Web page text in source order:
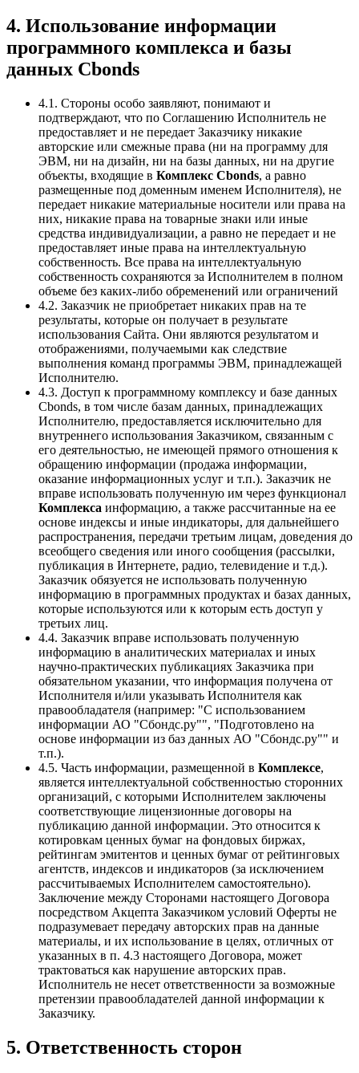
4. Использование информации
программного комплекса и базы
данных Сbonds
4.1. Стороны особо заявляют, понимают и
подтверждают, что по Соглашению Исполнитель не
предоставляет и не передает Заказчику никакие
авторские или смежные права (ни на программу для
ЭВМ, ни на дизайн, ни на базы данных, ни на другие
объекты, входящие в Комплекс Cbonds, а равно
размещенные под доменным именем Исполнителя), не
передает никакие материальные носители или права на
них, никакие права на товарные знаки или иные
средства индивидуализации, а равно не передает и не
предоставляет иные права на интеллектуальную
собственность. Все права на интеллектуальную
собственность сохраняются за Исполнителем в полном
объеме без каких-либо обременений или ограничений
4.2. Заказчик не приобретает никаких прав на те
результаты, которые он получает в результате
использования Сайта. Они являются результатом и
отображениями, получаемыми как следствие
выполнения команд программы ЭВМ, принадлежащей
Исполнителю.
4.3. Доступ к программному комплексу и базе данных
Сbonds, в том числе базам данных, принадлежащих
Исполнителю, предоставляется исключительно для
внутреннего использования Заказчиком, связанным с
его деятельностью, не имеющей прямого отношения к
обращению информации (продажа информации,
оказание информационных услуг и т.п.). Заказчик не
вправе использовать полученную им через функционал
Комплекса информацию, а также рассчитанные на ее
основе индексы и иные индикаторы, для дальнейшего
распространения, передачи третьим лицам, доведения до
всеобщего сведения или иного сообщения (рассылки,
публикация в Интернете, радио, телевидение и т.д.).
Заказчик обязуется не использовать полученную
информацию в программных продуктах и базах данных,
которые используются или к которым есть доступ у
третьих лиц.
4.4. Заказчик вправе использовать полученную
информацию в аналитических материалах и иных
научно-практических публикациях Заказчика при
обязательном указании, что информация получена от
Исполнителя и/или указывать Исполнителя как
правообладателя (например: "С использованием
информации АО "Сбондс.ру"", "Подготовлено на
основе информации из баз данных АО "Сбондс.ру"" и
т.п.).
4.5. Часть информации, размещенной в Комплексе,
является интеллектуальной собственностью сторонних
организаций, с которыми Исполнителем заключены
соответствующие лицензионные договоры на
публикацию данной информации. Это относится к
котировкам ценных бумаг на фондовых биржах,
рейтингам эмитентов и ценных бумаг от рейтинговых
агентств, индексов и индикаторов (за исключением
рассчитываемых Исполнителем самостоятельно).
Заключение между Сторонами настоящего Договора
посредством Акцепта Заказчиком условий Оферты не
подразумевает передачу авторских прав на данные
материалы, и их использование в целях, отличных от
указанных в п. 4.3 настоящего Договора, может
трактоваться как нарушение авторских прав.
Исполнитель не несет ответственности за возможные
претензии правообладателей данной информации к
Заказчику.
5. Ответственность сторон